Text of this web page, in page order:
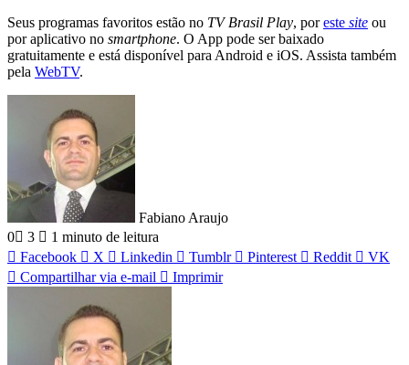
Seus programas favoritos estão no TV Brasil Play, poreste site ou
por aplicativo no smartphone. O App pode ser baixado
gratuitamente e está disponível para Android e iOS. Assista também
pela WebTV.
Fabiano Araujo
0
3
1 minuto de leitura
Facebook
X Linkedin Tumblr Pinterest Reddit
VK
Compartilhar via e-mail
Imprimir